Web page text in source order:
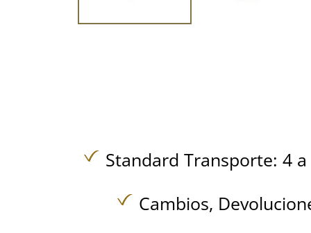
Standard Transporte: 4
Cambios,